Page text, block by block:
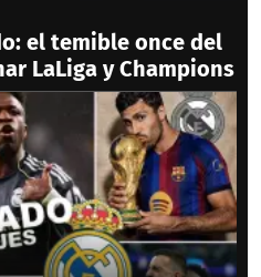
el temible once del
LaLiga y Champions